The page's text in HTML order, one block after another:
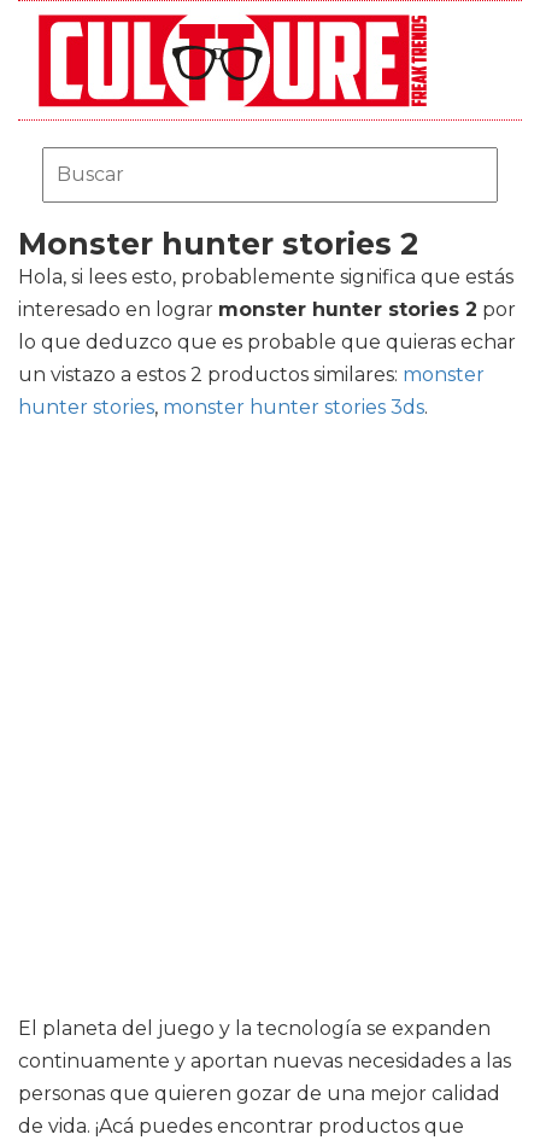
Monster hunter stories 2
Hola, si lees esto, probablemente significa que estás
interesado en lograr monster hunter stories 2 por
lo que deduzco que es probable que quieras echar
un vistazo a estos 2 productos similares: monster
hunter stories, monster hunter stories 3ds.
El planeta del juego y la tecnología se expanden
continuamente y aportan nuevas necesidades a las
personas que quieren gozar de una mejor calidad
de vida. ¡Acá puedes encontrar productos que